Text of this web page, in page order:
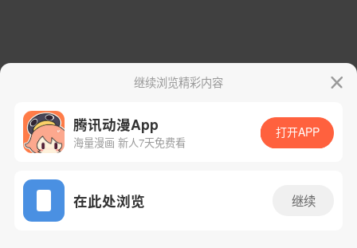
App免费看
继续浏览精彩内容
腾讯动漫App
海量漫画 新人7天免费看
打开APP
在此处浏览 继续